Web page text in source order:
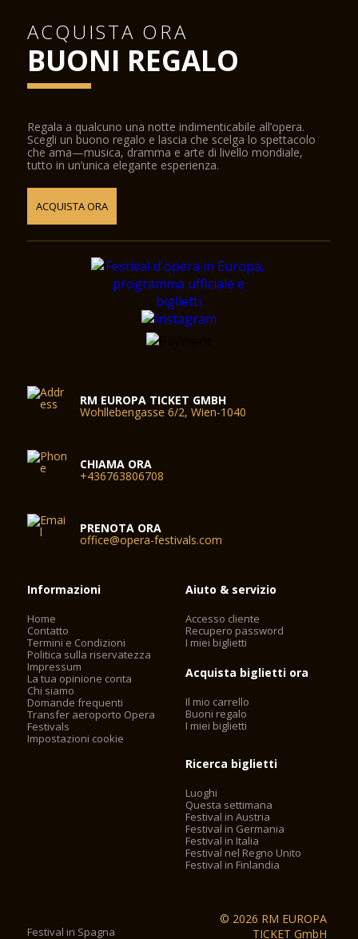
ACQUISTA ORA
BUONI REGALO
Regala a qualcuno una notte indimenticabile all’opera.
Scegli un buono regalo e lascia che scelga lo spettacolo
che ama—musica, dramma e arte di livello mondiale,
tutto in un’unica elegante esperienza.
ACQUISTA ORA
RM EUROPA TICKET GMBH
Wohllebengasse 6/2, Wien-1040
CHIAMA ORA
+436763806708
PRENOTA ORA
office@opera-festivals.com
Informazioni
Home
Contatto
Termini e Condizioni
Politica sulla riservatezza
Impressum
La tua opinione conta
Chi siamo
Domande frequenti
Transfer aeroporto Opera
Festivals
Impostazioni cookie
Aiuto & servizio
Accesso cliente
Recupero password
I miei biglietti
Acquista biglietti ora
Il mio carrello
Buoni regalo
I miei biglietti
Ricerca biglietti
Luoghi
Questa settimana
Festival in Austria
Festival in Germania
Festival in Italia
Festival nel Regno Unito
Festival in Finlandia
Festival in Spagna
© 2026 RM EUROPA
TICKET GmbH